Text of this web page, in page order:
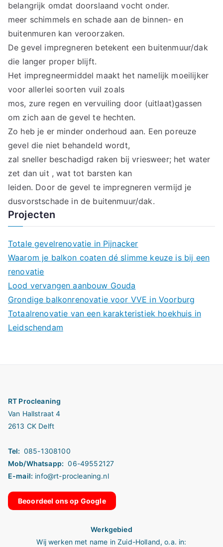
belangrijk omdat doorslaand vocht onder.
meer schimmels en schade aan de binnen- en
buitenmuren kan veroorzaken.
De gevel impregneren betekent een buitenmuur/dak
die langer proper blijft.
Het impregneermiddel maakt het namelijk moeilijker
voor allerlei soorten vuil zoals
mos, zure regen en vervuiling door (uitlaat)gassen
om zich aan de gevel te hechten.
Zo heb je er minder onderhoud aan. Een poreuze
gevel die niet behandeld wordt,
zal sneller beschadigd raken bij vriesweer; het water
zet dan uit , wat tot barsten kan
leiden. Door de gevel te impregneren vermijd je
dusvorstschade in de buitenmuur/dak.
Projecten
Totale gevelrenovatie in Pijnacker
Waarom je balkon coaten dé slimme keuze is bij een
renovatie
Lood vervangen aanbouw Gouda
Grondige balkonrenovatie voor VVE in Voorburg
Totaalrenovatie van een karakteristiek hoekhuis in
Leidschendam
RT Procleaning
Van Hallstraat 4
2613 CK Delft
Tel: 085-1308100
Mob/Whatsapp: 06-49552127
E-mail: info@rt-procleaning.nl
Beoordeel ons op Google
Werkgebied
Wij werken met name inZuid-Holland, o.a. in: